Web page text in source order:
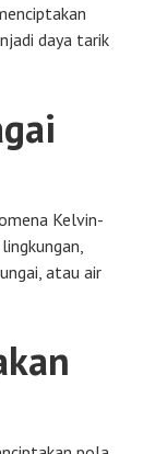
daya tarik
Kelvin-
atau air